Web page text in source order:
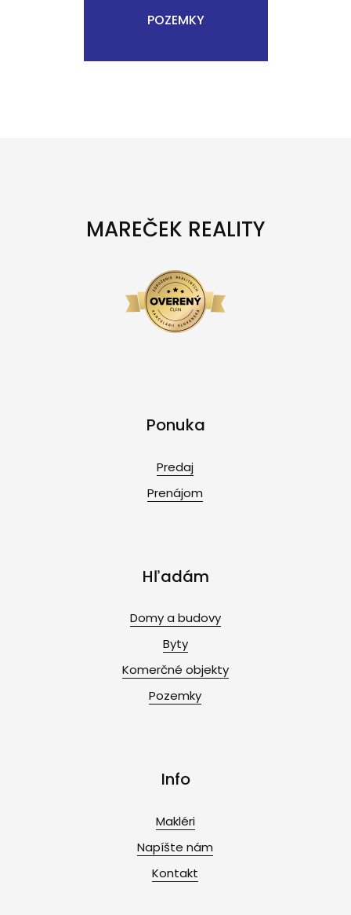
POZEMKY
MAREČEK REALITY
Ponuka
Predaj
Prenájom
Hľadám
Domy a budovy
Byty
Komerčné objekty
Pozemky
Info
Makléri
Napíšte nám
Kontakt